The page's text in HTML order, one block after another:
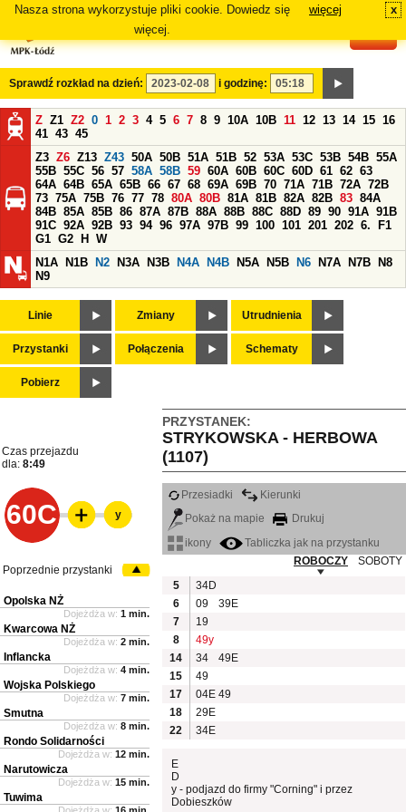
Nasza strona wykorzystuje pliki cookie. Dowiedz się
więcej.
więcej x
Sprawdź rozkład na dzień: i godzinę:
Z Z1 Z2 0 1 2 3 4 5 6 7 8 9 10A 10B 11 12 13 14 15 16
41 43 45
Z3 Z6 Z13 Z43 50A 50B 51A 51B 52 53A 53C 53B 54B 55A
55B 55C 56 57 58A 58B 59 60A 60B 60C 60D 61 62 63
64A 64B 65A 65B 66 67 68 69A 69B 70 71A 71B 72A 72B
73 75A 75B 76 77 78 80A 80B 81A 81B 82A 82B 83 84A
84B 85A 85B 86 87A 87B 88A 88B 88C 88D 89 90 91A 91B
91C 92A 92B 93 94 96 97A 97B 99 100 101 201 202 6.
F1
G1 G2 H
W
N1A
N1B N2 N3A N3B N4A N4B N5A N5B N6 N7A N7B
N8
N9
Linie Zmiany Utrudnienia
Przystanki Połączenia Schematy
Pobierz
PRZYSTANEK:
STRYKOWSKA - HERBOWA
(1107)
Czas przejazdu
dla: 8:49
60C
Przesiadki
Kierunki
Pokaż na mapie
Drukuj
ikony
Tabliczka jak na przystanku
ROBOCZY
SOBOTY
5
34D
6
09
39E
7
19
8
49y
14
34
49E
15
49
17
04E 49
18
29E
22
34E
E
D
y - podjazd do firmy "Corning" i przez
Dobieszków
y
Poprzednie przystanki
Opolska NŻ
Dojeżdża w: 1 min.
Kwarcowa NŻ
Dojeżdża w: 2 min.
Inflancka
Dojeżdża w: 4 min.
Wojska Polskiego
Dojeżdża w: 7 min.
Smutna
Dojeżdża w: 8 min.
Rondo Solidarności
Dojeżdża w: 12 min.
Narutowicza
Dojeżdża w: 15 min.
Tuwima